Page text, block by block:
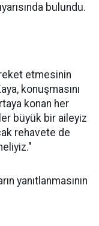
bulundu.
etmesinin
konuşmasını
konan her
büyük bir aileyiz
rehavete de
yanıtlanmasının